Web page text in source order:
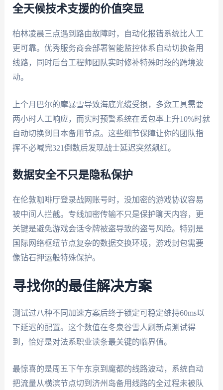
全天候技术支援的价值突显
柏林凌晨三点遇到路由故障时，自动化报错系统比人工
更可靠。优秀服务商会部署智能监控体系自动切换备用
线路，同时后台工程师团队实时修补特殊时段的跨境波
动。
上个月巴尔的摩暴雪导致海底光缆受损，多数工具需要
两小时人工响应，而实时预警系统在丢包率上升10%时就
自动切换到日本备用节点。这些细节保障让你的团队指
挥不必喊完321倒数后发现战士延迟突然飙红。
数据安全不只是隐私保护
在伦敦咖啡厅登录战网账号时，没加密的游戏协议容易
被中间人拦截。专线加密传输不只是保护聊天内容，更
关键是避免游戏会话令牌被盗导致的盗号风险。特别是
国际网络枢纽节点复杂的数据交换环境，游戏封包需要
像钻石押运般特殊保护。
寻找你的最佳解决方案
测试过八种不同加速方案后终于锁定可稳定维持60ms以
下延迟的配置。这个数值在冬泉谷雪人刷新点测试得
到，恰好是对法系职业读条最关键的临界值。
最惊喜的是周五下午东京到魔都的线路波动，系统自动
把流量从横滨节点切到济州岛备用线路的全过程未被队